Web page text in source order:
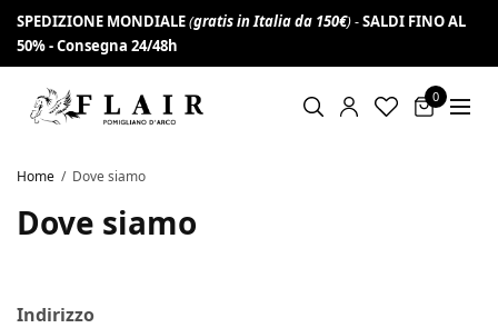
SPEDIZIONE MONDIALE(gratis in Italia da 150€) -SALDI FINO AL
50% -Consegna 24/48h
0
Home Dove siamo
Dove siamo
Indirizzo
Iscriviti alla newsletter per non perderti
offerte e novità e ottieni 10% di sconto